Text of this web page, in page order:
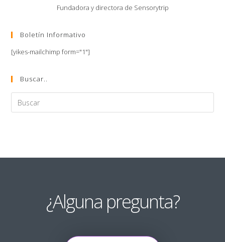
Fundadora y directora de Sensorytrip
Boletín Informativo
[yikes-mailchimp form="1"]
Buscar..
¿Alguna pregunta?